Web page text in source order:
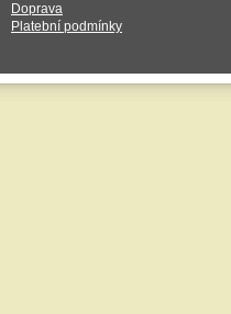
Doprava
Platební podmínky